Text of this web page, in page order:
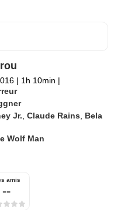
| 1h 10min |
Jr. ,Claude Rains
Bela
Wolf Man
amis
--